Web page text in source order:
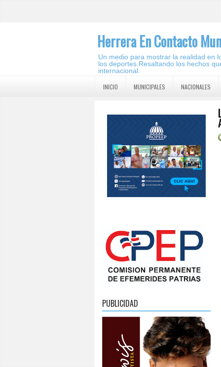
Herrera En Contacto
Un medio para mostrar la realidad en
los deportes.Resaltando los hechos
internacional.
INICIO MUNICIPALES NACIONALES
PUBLICIDAD